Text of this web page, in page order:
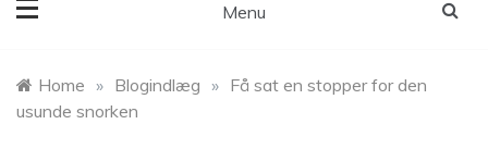
Menu
Home » Blogindlæg » Få sat en stopper for den
usunde snorken